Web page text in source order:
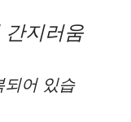
간지러움
되어 있습